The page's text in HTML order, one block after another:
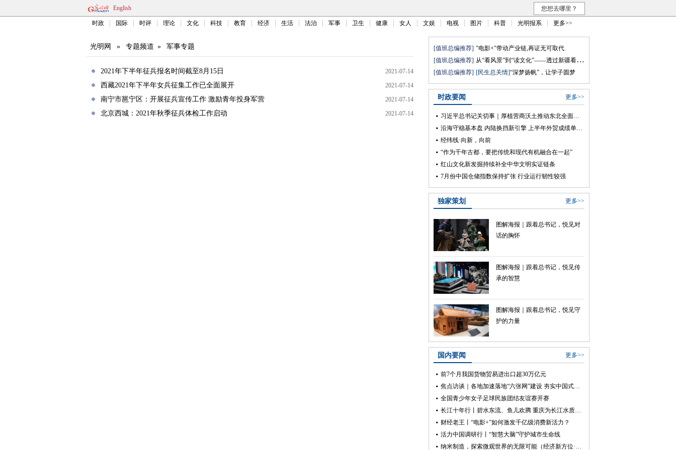
English 您想去哪里？
时政 国际 时评 理论 文化 科技 教育 经济 生活 法治 军事 卫生 健康 女人 文娱 电视 图片 科普 光明报系 更多>>
光明网 » 专题频道 » 军事专题
2021年下半年征兵报名时间截至8月15日 2021-07-14
西藏2021年下半年女兵征集工作已全面展开 2021-07-14
南宁市邕宁区：开展征兵宣传工作 激励青年投身军营 2021-07-14
北京西城：2021年秋季征兵体检工作启动 2021-07-14